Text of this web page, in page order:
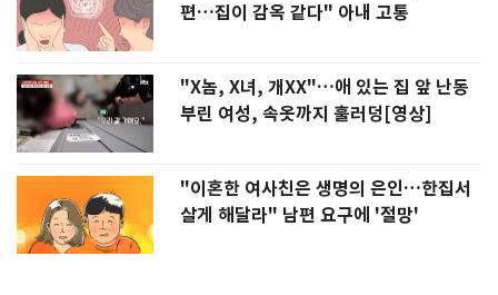
편…집이 감옥 같다" 아내 고통
"X놈, X녀, 개XX"…애 있는 집 앞 난동
부린 여성, 속옷까지 훌러덩[영상]
"이혼한 여사친은 생명의 은인…한집서
살게 해달라" 남편 요구에 '절망'